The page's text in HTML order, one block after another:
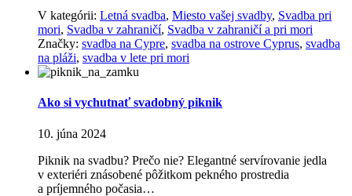
V kategórii: Letná svadba, Miesto vašej svadby, Svadba pri
mori, Svadba v zahraničí, Svadba v zahraničí a pri mori
Značky: svadba na Cypre, svadba na ostrove Cyprus, svadba
na pláži, svadba v lete pri mori
Ako si vychutnať svadobný piknik
10. júna 2024
Piknik na svadbu? Prečo nie? Elegantné servírovanie jedla
v exteriéri znásobené pôžitkom pekného prostredia
a príjemného počasia…